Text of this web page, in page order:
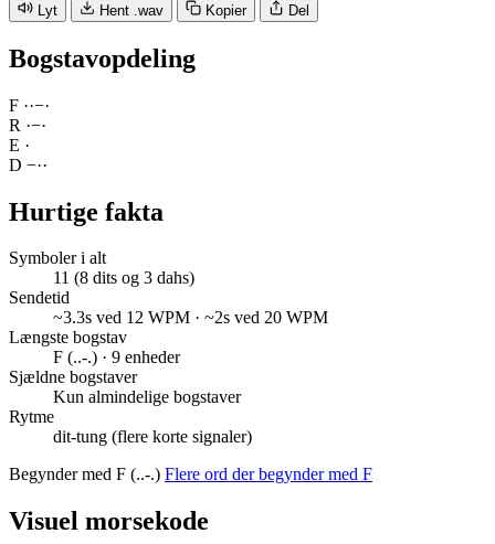
Lyt Hent .wav Kopier Del
Bogstavopdeling
F ··−·
R ·−·
E ·
D −··
Hurtige fakta
Symboler i alt
11 (8 dits og 3 dahs)
Sendetid
~3.3s ved 12 WPM · ~2s ved 20 WPM
Længste bogstav
F (..-.) · 9 enheder
Sjældne bogstaver
Kun almindelige bogstaver
Rytme
dit-tung (flere korte signaler)
Begynder med F (..-.) Flere ord der begynder med F
Visuel morsekode